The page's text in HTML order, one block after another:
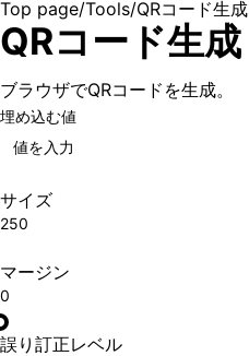
Top page/Tools/QRコード生成
QRコード生成
ブラウザでQRコードを生成。
埋め込む値
サイズ
250
マージン
0
誤り訂正レベル